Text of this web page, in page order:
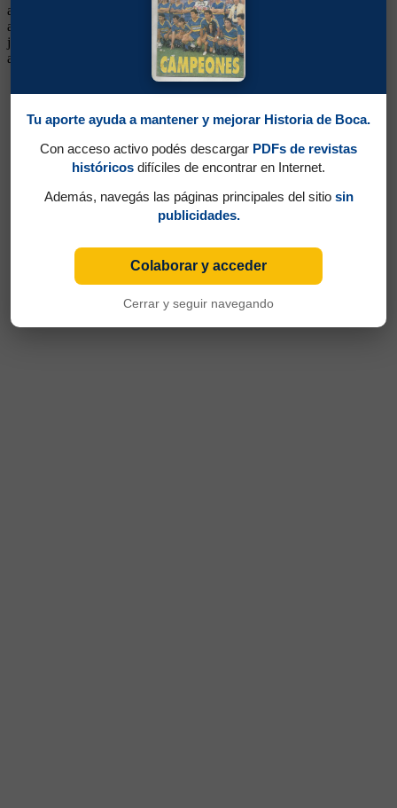
a jugar de volante. Hábil, de buena pegada con zurda, no se pudo
afirmar al tener a Gonzalito delante de él. Integró selecciones
juveniles. Continuó su carrera en Español y en distintos equipos del
ascenso y del exterior.
Tu aporte ayuda a mantener y mejorar Historia de Boca.
Con acceso activo podés descargar PDFs de revistas
históricos difíciles de encontrar en Internet.
Además, navegás las páginas principales del sitio sin
publicidades.
Colaborar y acceder
Cerrar y seguir navegando